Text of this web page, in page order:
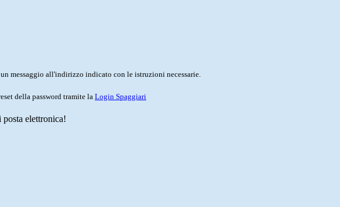
messaggio all'indirizzo indicato con le istruzioni necessarie.
della password tramite la Login Spaggiari
elettronica!